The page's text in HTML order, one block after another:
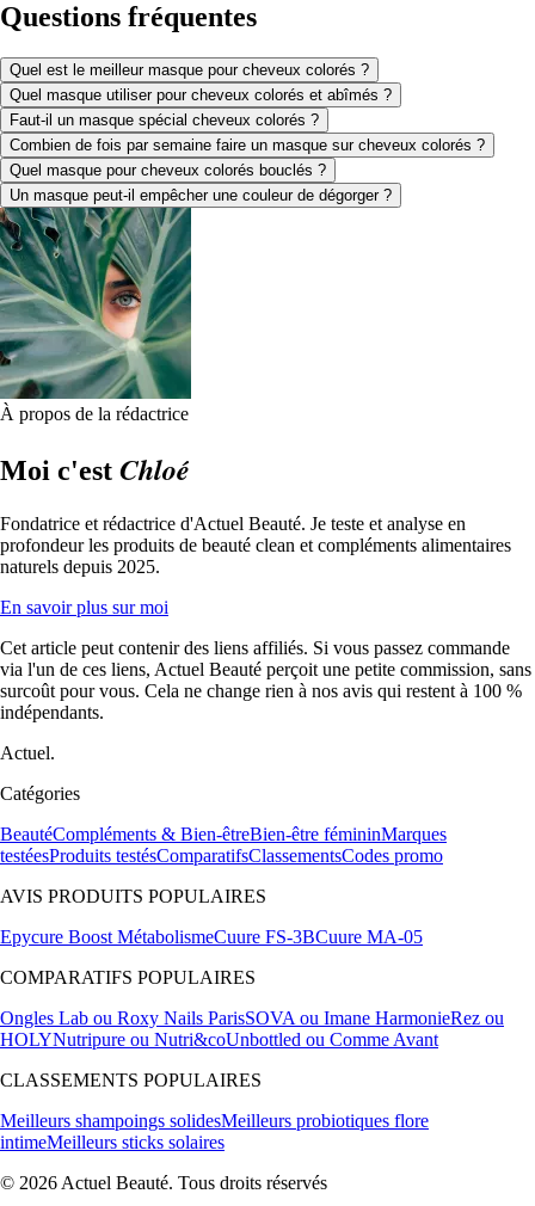
Questions fréquentes
Quel est le meilleur masque pour cheveux colorés ?
Quel masque utiliser pour cheveux colorés et abîmés ?
Faut-il un masque spécial cheveux colorés ?
Combien de fois par semaine faire un masque sur cheveux colorés ?
Quel masque pour cheveux colorés bouclés ?
Un masque peut-il empêcher une couleur de dégorger ?
À propos de la rédactrice
Moi c'est Chloé
Fondatrice et rédactrice d'Actuel Beauté. Je teste et analyse en
profondeur les produits de beauté clean et compléments alimentaires
naturels depuis 2025.
En savoir plus sur moi
Cet article peut contenir des liens affiliés. Si vous passez commande
via l'un de ces liens, Actuel Beauté perçoit une petite commission, sans
surcoût pour vous. Cela ne change rien à nos avis qui restent à 100 %
indépendants.
Actuel.
Catégories
BeautéCompléments & Bien-êtreBien-être fémininMarques
testéesProduits testésComparatifsClassementsCodes promo
AVIS PRODUITS POPULAIRES
Epycure Boost MétabolismeCuure FS-3BCuure MA-05
COMPARATIFS POPULAIRES
Ongles Lab ou Roxy Nails ParisSOVA ou Imane HarmonieRez ou
HOLYNutripure ou Nutri&coUnbottled ou Comme Avant
CLASSEMENTS POPULAIRES
Meilleurs shampoings solidesMeilleurs probiotiques flore
intimeMeilleurs sticks solaires
© 2026 Actuel Beauté. Tous droits réservés